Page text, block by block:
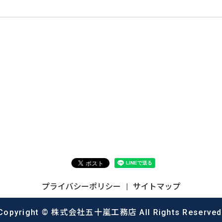
プライバシーポリシー サイトマップ
© 株式会社五十嵐工務店 All Rights